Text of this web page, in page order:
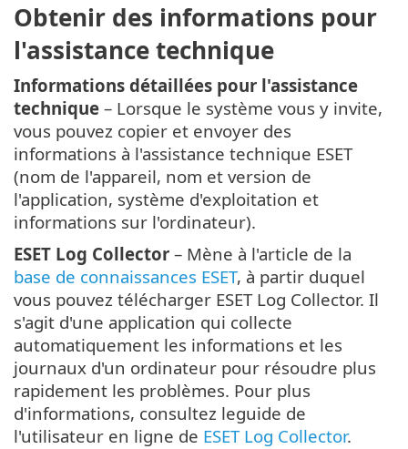
Obtenir des informations pour
l'assistance technique
Informations détaillées pour l'assistance
technique – Lorsque le système vous y invite,
vous pouvez copier et envoyer des
informations à l'assistance technique ESET
(nom de l'appareil, nom et version de
l'application, système d'exploitation et
informations sur l'ordinateur).
ESET Log Collector – Mène à l'article de la
base de connaissances ESET, à partir duquel
vous pouvez télécharger ESET Log Collector. Il
s'agit d'une application qui collecte
automatiquement les informations et les
journaux d'un ordinateur pour résoudre plus
rapidement les problèmes. Pour plus
d'informations, consultez leguide de
l'utilisateur en ligne de ESET Log Collector.